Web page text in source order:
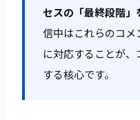
セスの「最終段階」
信中はこれらのコ
に対応することが
する核心です。